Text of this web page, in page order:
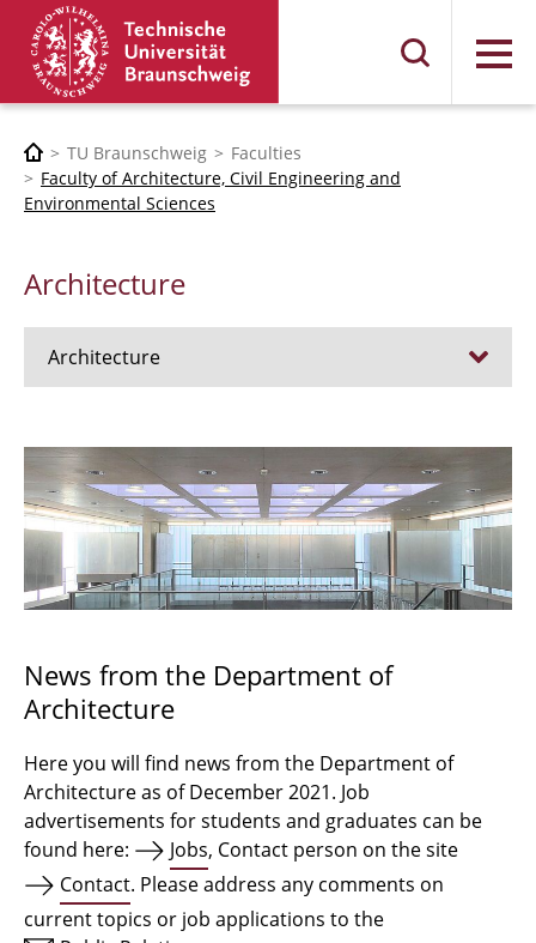
Menu
TU Braunschweig
Faculties
Faculty of Architecture, Civil Engineering and
Environmental Sciences
Architecture
Architecture
Admission procedure 2024
Bachelor Architecture
Bachelor Architecture+
Qualification profile
Semester Programme
Internationales
Facilities
News from the Department of
Architecture
Here you will find news from the Department of
Architecture as of December 2021. Job
advertisements for students and graduates can be
found here:
Jobs, Contact person on the site
Contact. Please address any comments on
current topics or job applications to the